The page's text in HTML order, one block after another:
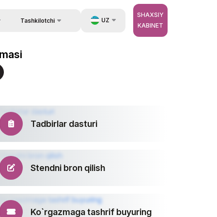
berish.
Tashkilotchi
Aloqa
UZ
SHAXSIY
KABINET
Tadbirlar dasturi
Stendni bron qilish
Ko`rgazmaga tashrif buyuring